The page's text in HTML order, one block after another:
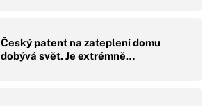
Český patent na zateplení domu
dobývá svět. Je extrémně…